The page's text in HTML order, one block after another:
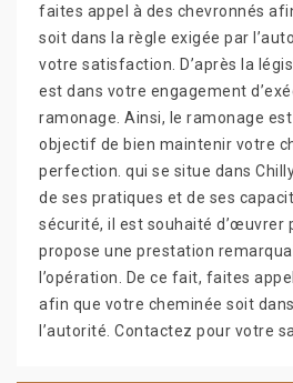
faites appel à des chevronnés
soit dans la règle exigée par
votre satisfaction. D’après la
est dans votre engagement
ramonage. Ainsi, le ramonage
objectif de bien maintenir votre
perfection. qui se situe dans
de ses pratiques et de ses
sécurité, il est souhaité d’œuvrer
propose une prestation
l’opération. De ce fait, faites
afin que votre cheminée soit
l’autorité. Contactez pour votre